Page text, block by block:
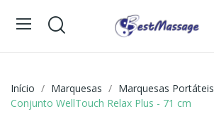
Início Marquesas Marquesas Portáteis
Conjunto WellTouch Relax Plus - 71 cm